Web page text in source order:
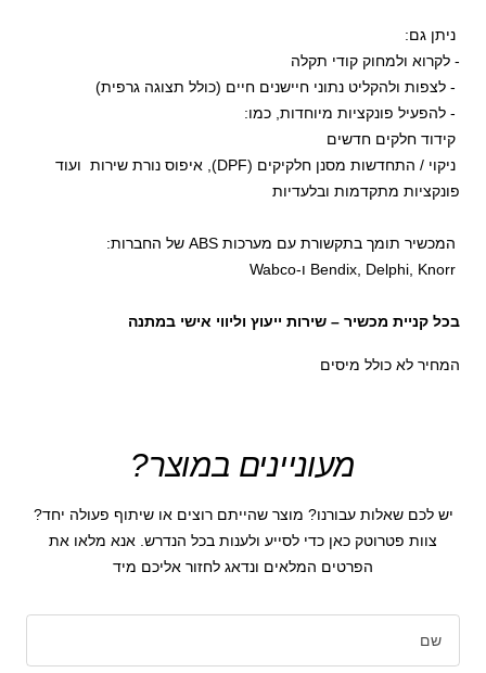
ניתן גם:
- לקרוא ולמחוק קודי תקלה
- לצפות ולהקליט נתוני חיישנים חיים (כולל תצוגה גרפית)
- להפעיל פונקציות מיוחדות, כמו:
קידוד חלקים חדשים
ניקוי / התחדשות מסנן חלקיקים (DPF), איפוס נורת שירות ועוד
פונקציות מתקדמות ובלעדיות
המכשיר תומך בתקשורת עם מערכות ABS של החברות:
בכל קניית מכשיר – שירות ייעוץ וליווי אישי במתנה
המחיר לא כולל מיסים
מעוניינים במוצר?
יש לכם שאלות עבורנו? מוצר שהייתם רוצים או שיתוף פעולה יחד?
צוות פטרוטק כאן כדי לסייע ולענות בכל הנדרש. אנא מלאו את
הפרטים המלאים ונדאג לחזור אליכם מיד
שם